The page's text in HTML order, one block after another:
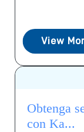
View
Obtenga
con Ka...